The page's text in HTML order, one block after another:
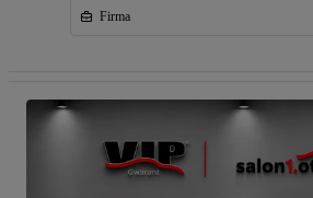
Firma